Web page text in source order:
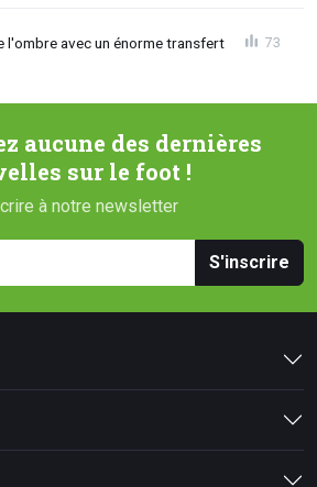
l'ombre avec un énorme transfert 73
aucune des dernières
sur le foot !
à notre newsletter
S'inscrire